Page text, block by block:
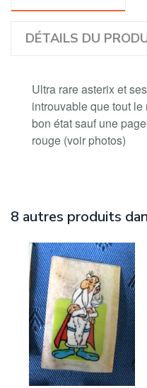
DÉTAILS DU
Ultra rare asterix et
introuvable que tout
bon état sauf une
rouge (voir photos)
8 autres produits